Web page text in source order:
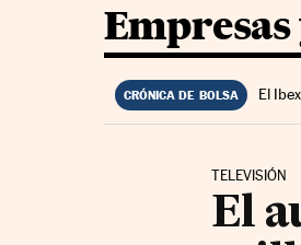
CRÓNICA DE BOLSA El
TELEVISIÓN
El